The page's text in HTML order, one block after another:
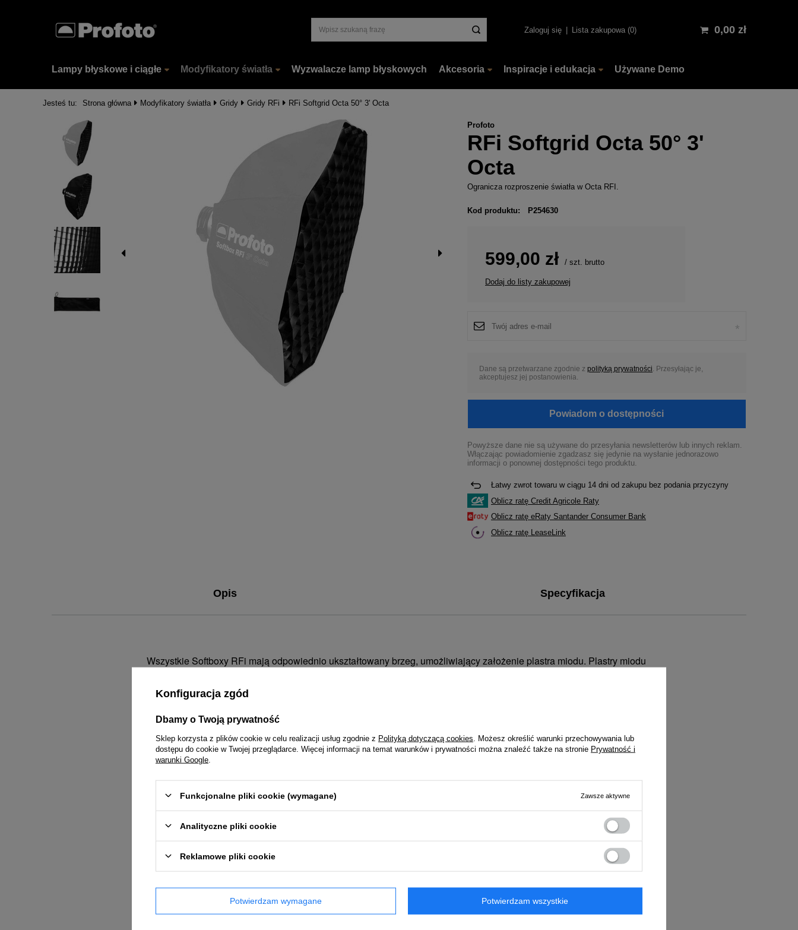
Zaloguj się Lista zakupowa 0 0,00 zł
Lampy błyskowe i ciągłe Modyfikatory światła Wyzwalacze lamp błyskowych Akcesoria Inspiracje i edukacja Używane Demo
Jesteś tu: Strona główna Modyfikatory światła Gridy Gridy RFi RFi Softgrid Octa 50° 3' Octa
Profoto
RFi Softgrid Octa 50° 3'
Octa
Ogranicza rozproszenie światła w Octa RFI.
Kod produktu: P254630
599,00 zł / szt. brutto
Dodaj do listy zakupowej
Dane są przetwarzane zgodnie z polityką prywatności . Przesyłając je,
akceptujesz jej postanowienia.
Powiadom o dostępności
Powyższe dane nie są używane do przesyłania newsletterów lub innych reklam.
Włączając powiadomienie zgadzasz się jedynie na wysłanie jednorazowo
informacji o ponownej dostępności tego produktu.
Łatwy zwrot towaru w ciągu 14dni od zakupu bez podania przyczyny
Oblicz ratę Credit Agricole Raty
Oblicz ratę eRaty Santander Consumer Bank
Oblicz ratę LeaseLink
Opis Specyfikacja
Wszystkie Softboxy RFi mają odpowiednio ukształtowany brzeg, umożliwiający założenie plastra miodu. Plastry miodu
światło softboxów jest bardziej ukierunkowane, co umożliwia jego kształtowanie z jeszcze większą precyzją.
Cechy produktu:
Ogranicza rozpraszanie światła do 50 °
• Mocowany na rzep do szybkiego i łatwego montażu
• Wykonany z wysokiej jakości materiałów
Konfiguracja zgód
Dbamy o Twoją prywatność
Sklep korzysta z plików cookie w celu realizacji usług zgodnie z Polityką dotyczącą cookies . Możesz określić warunki przechowywania lub
dostępu do cookie w Twojej przeglądarce. Więcej informacji na temat warunków i prywatności można znaleźć także na stronie Prywatność i
warunki Google
Funkcjonalne pliki cookie (wymagane) Zawsze aktywne
Analityczne pliki cookie
Reklamowe pliki cookie
Potwierdzam wymagane Potwierdzam wszystkie